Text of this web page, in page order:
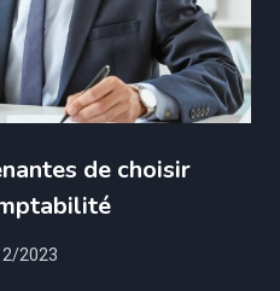
de choisir
2023